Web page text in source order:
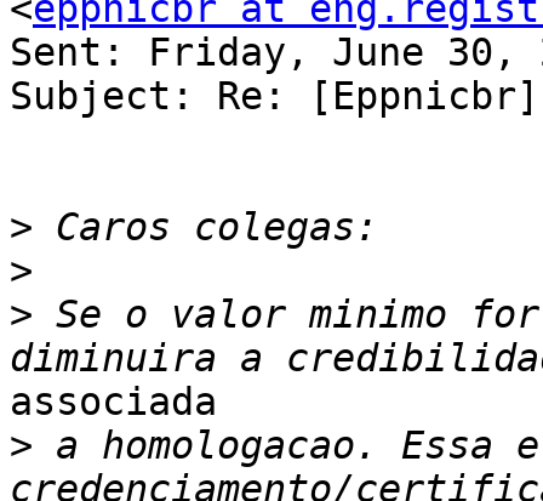
<eppnicbr at
Sent: Friday, June 30,
Subject: Re: [Eppnicbr]
>
>
> Se o valor minimo
associada
> a homologacao. Essa